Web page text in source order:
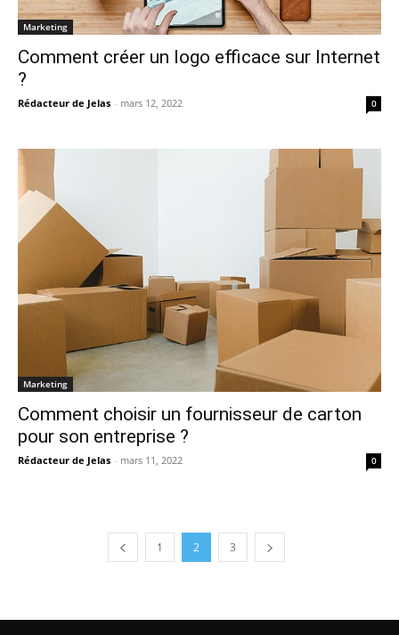
Marketing
Comment créer un logo efficace sur Internet
?
Rédacteur de Jelas - mars 12, 2022 0
Marketing
Comment choisir un fournisseur de carton
pour son entreprise ?
Rédacteur de Jelas - mars 11, 2022 0
1 2 3